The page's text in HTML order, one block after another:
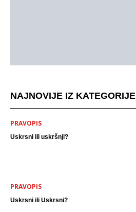
NAJNOVIJE IZ KATEGORIJE
PRAVOPIS
Uskrsni ili uskršnji?
PRAVOPIS
Uskrsni ili Uskrsni?